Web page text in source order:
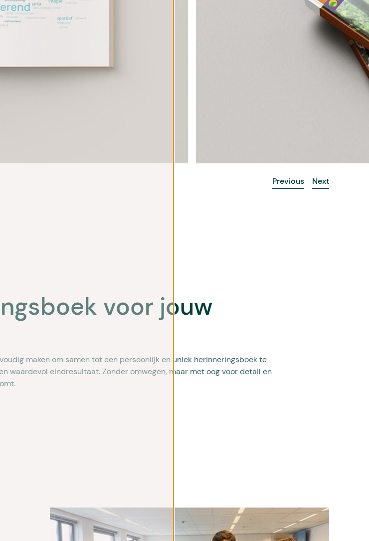
Previous Next
voor jouw
maken om samen tot een persoonlijk en uniek herinneringsboek te
waardevol eindresultaat. Zonder omwegen, maar met oog voor detail en